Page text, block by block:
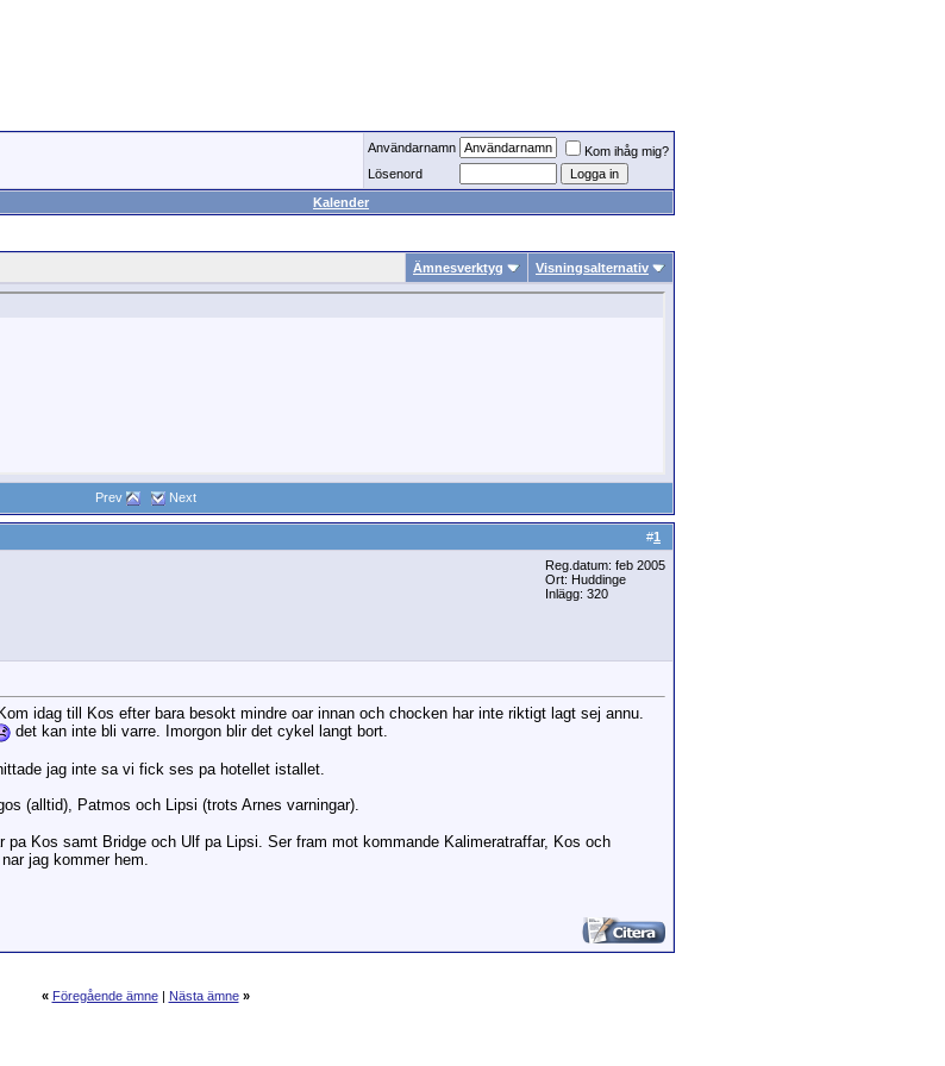
Användarnamn
Kom ihåg mig?
Lösenord
Kalender
Ämnesverktyg Visningsalternativ
Prev Next
#1
Reg.datum: feb 2005
Ort: Huddinge
Inlägg: 320
idag till Kos efter bara besokt mindre oar innan och chocken har inte riktigt lagt sej annu.
det kan inte bli varre. Imorgon blir det cykel langt bort.
jag inte sa vi fick ses pa hotellet istallet.
(alltid), Patmos och Lipsi (trots Arnes varningar).
Kos samt Bridge och Ulf pa Lipsi. Ser fram mot kommande Kalimeratraffar, Kos och
jag kommer hem.
« Föregående ämne| Nästa ämne »